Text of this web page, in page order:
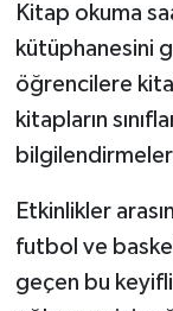
Kitap okuma
kütüphanesini
öğrencilere
kitapların
Etkinlikler
futbol ve
geçen bu keyifli